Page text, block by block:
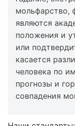
мольфарство,
являются
положения и
или
касается
человека по
прогнозы и
совпадения